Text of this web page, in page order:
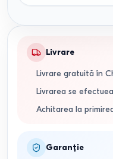
Livrare
Livrare gratuită în
Livrarea se
Achitarea la
Garanție